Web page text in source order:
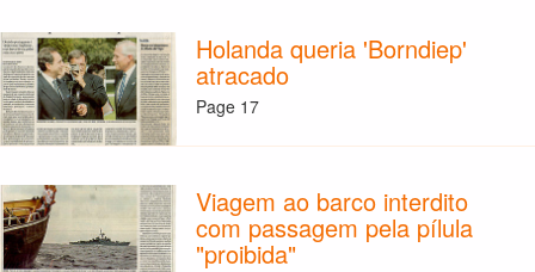
Holanda queria 'Borndiep'
atracado
Page 17
Viagem ao barco interdito
com passagem pela pílula
"proibida"